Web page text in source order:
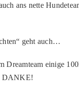
ans nette
geht auch…
Dreamteam einige
DANKE!